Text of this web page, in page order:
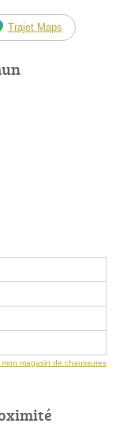
Trajet Maps
magasin de chaussures